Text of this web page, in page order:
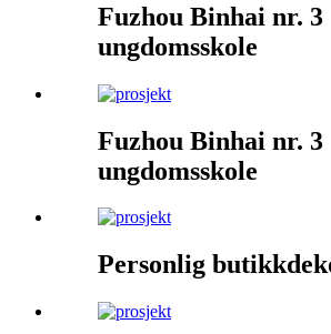
Fuzhou Binhai nr. 3
ungdomsskole
Fuzhou Binhai nr. 3
ungdomsskole
Personlig